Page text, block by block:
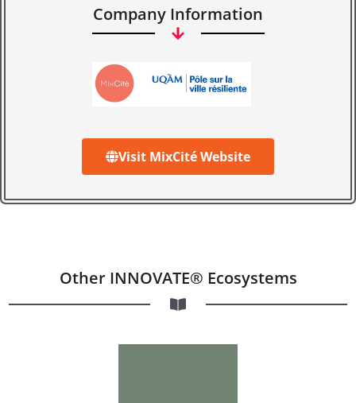
Company Information
Visit MixCité Website
Other INNOVATE® Ecosystems